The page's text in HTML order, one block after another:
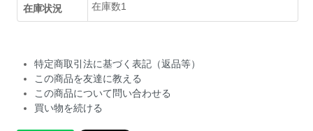
在庫状況 在庫数1
特定商取引法に基づく表記（返品等）
この商品を友達に教える
この商品について問い合わせる
買い物を続ける